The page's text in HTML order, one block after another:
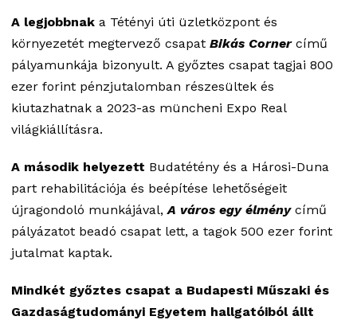
A legjobbnak a Tétényi úti üzletközpont és
környezetét megtervező csapat Bikás Corner című
pályamunkája bizonyult. A győztes csapat tagjai 800
ezer forint pénzjutalomban részesültek és
kiutazhatnak a 2023-as müncheni Expo Real
világkiállításra.
A második helyezett Budatétény és a Hárosi-Duna
part rehabilitációja és beépítése lehetőségeit
újragondoló munkájával,A város egy élmény című
pályázatot beadó csapat lett, a tagok 500 ezer forint
jutalmat kaptak.
Mindkét győztes csapat a Budapesti Műszaki és
Gazdaságtudományi Egyetem hallgatóiból állt